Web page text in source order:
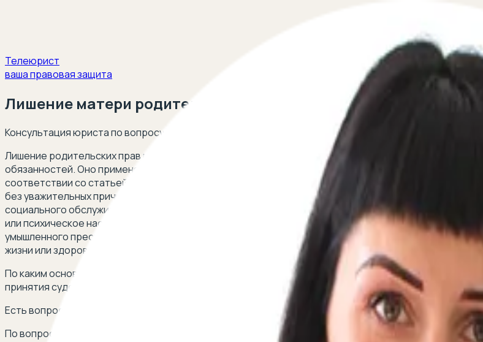
Телеюрист
ваша правовая защита
Лишение матери родительских прав
Консультация юриста по вопросу лишения матери родительских прав в порядке, установленном
Лишение родительских прав матери ребенка является крайней мерой семейно-правовой
обязанностей. Оно применяется в случае наиболее противоправных действий со стороны
соответствии со статьей 69 СК РФ к таковым относятся: уклонение от выполнения обязанностей
без уважительных причин взять своего ребенка из родильного дома (отделения) либо из иной
социального обслуживания или из аналогичных организаций, злоупотребление своими
или психическое насилие над ними, покушение на их половую неприкосновенность), хроническая
умышленного преступления против жизни или здоровья своих детей, другого родителя детей,
жизни или здоровья иного члена семьи.
По каким основаниям мать ребенка может быть лишена родительских прав? В каком порядке оно
принятия судом решения? Что происходит с ребенком? В каких случаях возможно восстановление в
Есть вопрос о лишении матери родительских прав? Оставьте свой телефон, перезвоним
По вопросам сотрудничества